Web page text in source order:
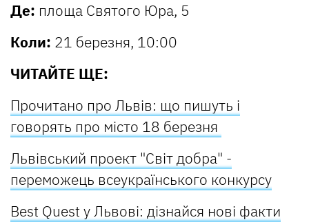
Де: площа Святого Юра, 5
Коли: 21 березня, 10:00
ЧИТАЙТЕ ЩЕ:
Прочитано про Львів: що пишуть і
говорять про місто 18 березня
Львівський проект "Світ добра" -
переможець всеукраїнського конкурсу
Best Quest у Львові: дізнайся нові факти